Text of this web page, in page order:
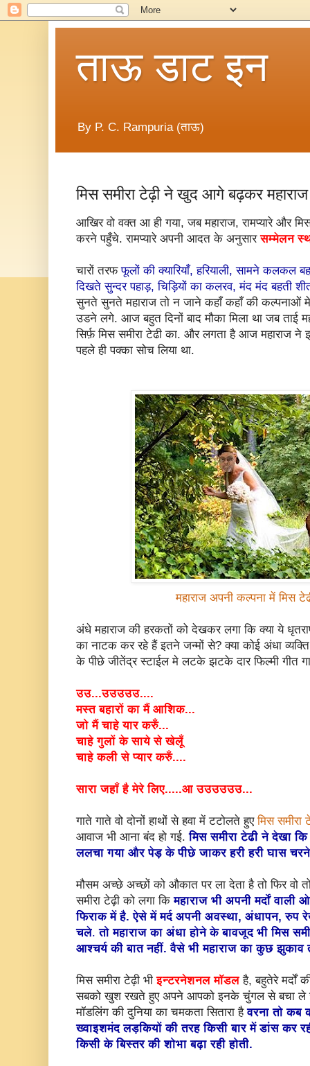
ताऊ डाट इन
By P. C. Rampuria (ताऊ)
मिस समीरा टेढ़ी ने खुद आगे बढ़कर महाराज
आखिर वो वक्त आ ही गया, जब महाराज, रामप्यारे और
करने पहुँचे. रामप्यारे अपनी आदत के अनुसारसम्मेलन
चारों तरफफूलों की क्यारियाँ, हरियाली, सामने कलकल
दिखते सुन्दर पहाड़, चिड़ियों का कलरव, मंद मंद बहती
सुनते सुनते महाराज तो न जाने कहाँ कहाँ की कल्पनाओं
उडने लगे. आज बहुत दिनों बाद मौका मिला था जब ताई
सिर्फ़ मिस समीरा टेढी का. और लगता है आज महाराज ने
पहले ही पक्का सोच लिया था.
महाराज अपनी कल्पना में मिस
अंधे महाराज की हरकतों को देखकर लगा कि क्या ये
का नाटक कर रहे हैं इतने जन्मों से? क्या कोई अंधा
के पीछे जीतेंद्र स्टाईल मे लटके झटके दार फिल्मी गीत
उउ...उउउउउ....
मस्त बहारों का मैं आशिक...
जो मैं चाहे यार करुँ...
चाहे गुलों के साये से खेलूँ
चाहे कली से प्यार करुँ....
सारा जहाँ है मेरे लिए.....आ उउउउउउ...
गाते गाते वो दोनों हाथों से हवा में टटोलते हुएमिस समीरा
आवाज भी आना बंद हो गई.मिस समीरा टेढी ने देखा
ललचा गया और पेड़ के पीछे जाकर हरी हरी घास
मौसम अच्छे अच्छों को औकात पर ला देता है तो फिर वो तो
समीरा टेढ़ी को लगा किमहाराज भी अपनी मर्दों
फिराक में है. ऐसे में मर्द अपनी अवस्था, अंधापन, रुप
चले.तो महाराज का अंधा होने के बावजूद भी मिस
आश्चर्य की बात नहीं. वैसे भी महाराज का कुछ
मिस समीरा टेढ़ी भीइन्टरनेशनल मॉडल है, बहुतेरे मर्दों
सबको खुश रखते हुए अपने आपको इनके चुंगल से बचा ले
मॉडलिंग की दुनिया का चमकता सितारा हैवरना तो कब
ख्वाइशमंद लड़कियों की तरह किसी बार में डांस कर
किसी के बिस्तर की शोभा बढ़ा रही होती.